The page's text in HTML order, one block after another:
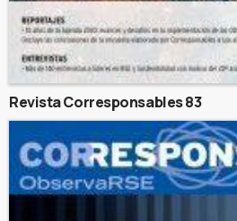
Revista Corresponsables 83